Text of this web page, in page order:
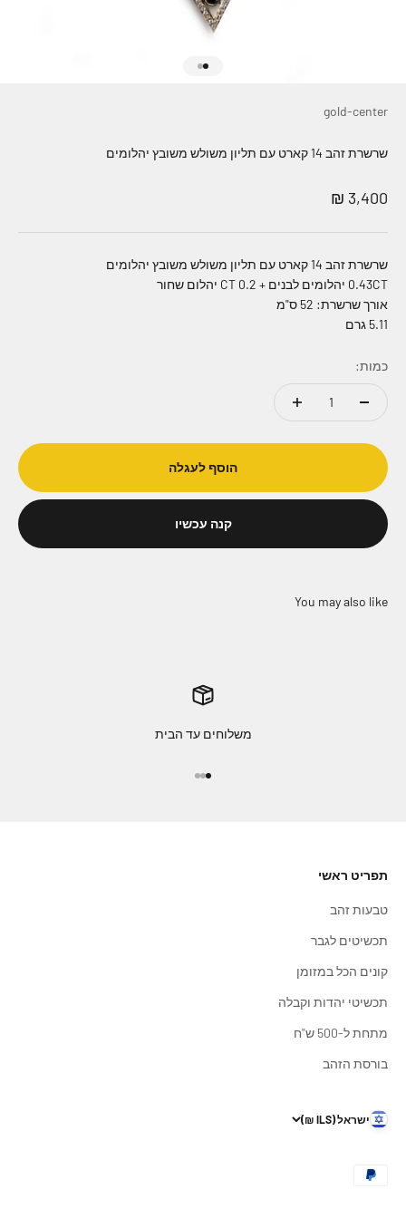
gold-center
שרשרת זהב 14 קארט עם תליון משולש משובץ יהלומים
מחיר מבצע
3,400 ₪
שרשרת זהב 14 קארט עם תליון משולש משובץ יהלומים
0.43CT יהלומים לבנים + CT 0.2 יהלום שחור
אורך שרשרת: 52 ס"מ
5.11 גרם
כמות:
הוסף לעגלה
קנה עכשיו
משלוחים עד הבית
תפריט ראשי
טבעות זהב
תכשיטים לגבר
קונים הכל במזומן
תכשיטי יהדות וקבלה
מתחת ל-500 ש"ח
בורסת הזהב
ישראל (ILS ₪)